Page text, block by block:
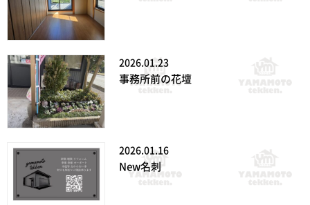
2026.01.23
事務所前の花壇
2026.01.16
New名刺